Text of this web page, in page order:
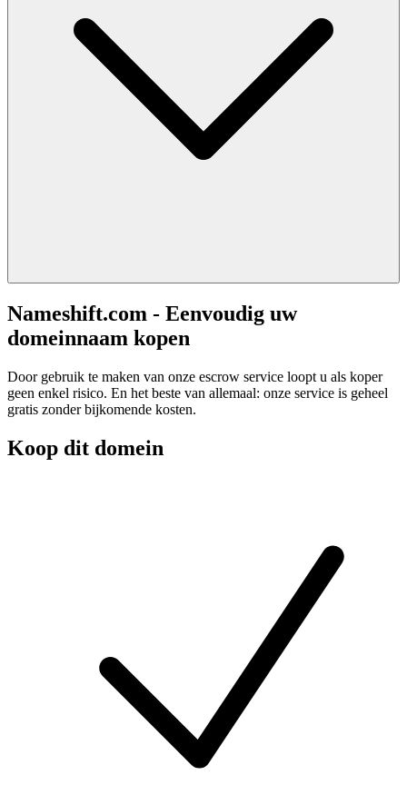
Nameshift.com - Eenvoudig uw
domeinnaam kopen
Door gebruik te maken van onze escrow service loopt u als koper
geen enkel risico. En het beste van allemaal: onze service is geheel
gratis zonder bijkomende kosten.
Koop dit domein